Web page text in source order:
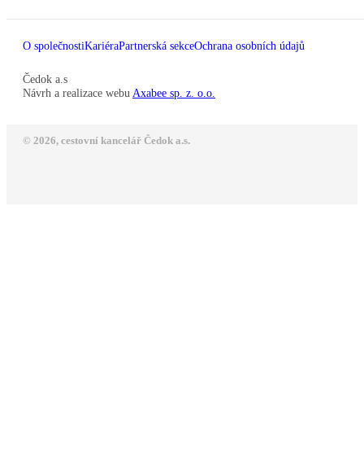
O společnostiKariéraPartnerská sekceOchrana osobních údajů
Čedok a.s
Návrh a realizace webu Axabee sp. z. o.o.
© 2026, cestovní kancelář Čedok a.s.